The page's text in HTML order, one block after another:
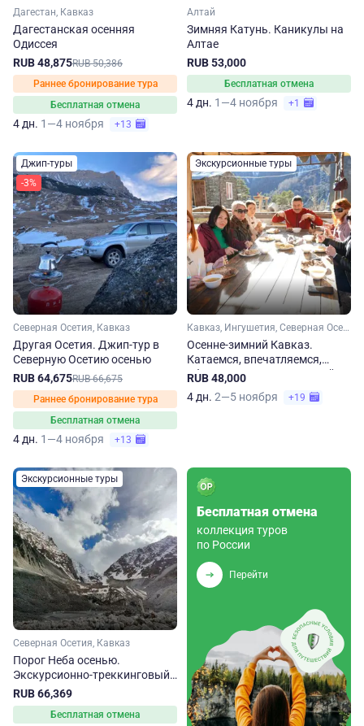
Дагестан, Кавказ
Дагестанская осенняя
Одиссея
RUB 48,875RUB 50,386
Раннее бронирование тура
Бесплатная отмена
4 дн. 1—4 ноября +13
Алтай
Зимняя Катунь. Каникулы на
Алтае
RUB 53,000
Бесплатная отмена
4 дн. 1—4 ноября +1
Джип-туры
-3%
Северная Осетия, Кавказ
Другая Осетия. Джип-тур в
Северную Осетию осенью
RUB 64,675RUB 66,675
Раннее бронирование тура
Бесплатная отмена
4 дн. 1—4 ноября +13
Экскурсионные туры
Кавказ, Ингушетия, Северная Осетия, Чечня
Осенне-зимний Кавказ.
Катаемся, впечатляемся,
объедаемся! Сокращенный
RUB 48,000
4 дн. 2—5 ноября +19
Экскурсионные туры
Северная Осетия, Кавказ
Порог Неба осенью.
Экскурсионно-треккинговый
тур в Северную Осетию
RUB 66,369
Бесплатная отмена
Бесплатная отмена
коллекция туров
по России
Перейти